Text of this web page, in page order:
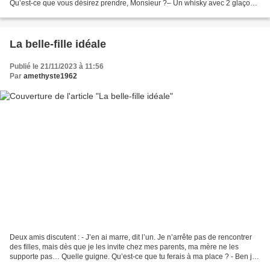
Qu’est-ce que vous désirez prendre, Monsieur ?– Un whisky avec 2 glaçons,
La belle-fille idéale
Publié le 21/11/2023 à 11:56
Par amethyste1962
Deux amis discutent : - J’en ai marre, dit l’un. Je n’arrête pas de rencontrer
des filles, mais dès que je les invite chez mes parents, ma mère ne les
supporte pas… Quelle guigne. Qu’est-ce que tu ferais à ma place ? - Ben je